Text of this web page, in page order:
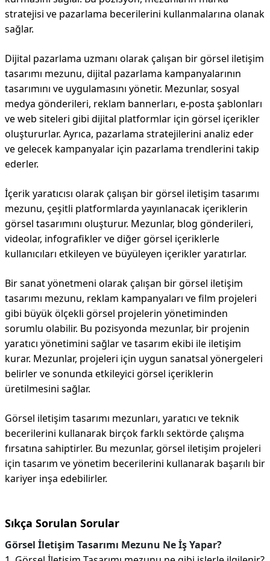
stratejisi ve pazarlama becerilerini kullanmalarına olanak
sağlar.
Dijital pazarlama uzmanı olarak çalışan bir görsel iletişim
tasarımı mezunu, dijital pazarlama kampanyalarının
tasarımını ve uygulamasını yönetir. Mezunlar, sosyal
medya gönderileri, reklam bannerları, e-posta şablonları
ve web siteleri gibi dijital platformlar için görsel içerikler
oluştururlar. Ayrıca, pazarlama stratejilerini analiz eder
ve gelecek kampanyalar için pazarlama trendlerini takip
ederler.
İçerik yaratıcısı olarak çalışan bir görsel iletişim tasarımı
mezunu, çeşitli platformlarda yayınlanacak içeriklerin
görsel tasarımını oluşturur. Mezunlar, blog gönderileri,
videolar, infografikler ve diğer görsel içeriklerle
kullanıcıları etkileyen ve büyüleyen içerikler yaratırlar.
Bir sanat yönetmeni olarak çalışan bir görsel iletişim
tasarımı mezunu, reklam kampanyaları ve film projeleri
gibi büyük ölçekli görsel projelerin yönetiminden
sorumlu olabilir. Bu pozisyonda mezunlar, bir projenin
yaratıcı yönetimini sağlar ve tasarım ekibi ile iletişim
kurar. Mezunlar, projeleri için uygun sanatsal yönergeleri
belirler ve sonunda etkileyici görsel içeriklerin
üretilmesini sağlar.
Görsel iletişim tasarımı mezunları, yaratıcı ve teknik
becerilerini kullanarak birçok farklı sektörde çalışma
fırsatına sahiptirler. Bu mezunlar, görsel iletişim projeleri
için tasarım ve yönetim becerilerini kullanarak başarılı bir
kariyer inşa edebilirler.
Sıkça Sorulan Sorular
Görsel İletişim Tasarımı Mezunu Ne İş Yapar?